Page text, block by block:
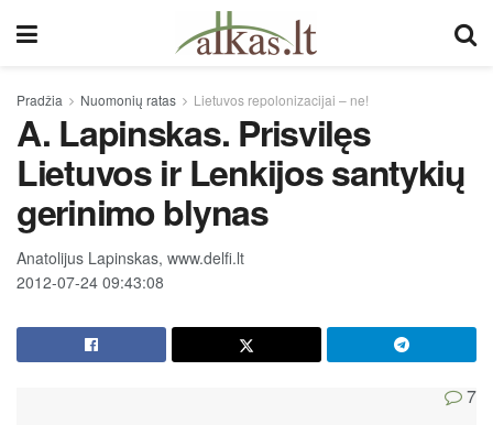
Pradžia Nuomonių ratas Lietuvos repolonizacijai – ne!
A. Lapinskas. Prisvilęs
Lietuvos ir Lenkijos santykių
gerinimo blynas
Anatolijus Lapinskas, www.delfi.lt
2012-07-24 09:43:08
7